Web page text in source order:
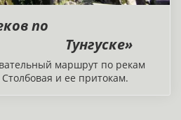
по
Тунгуске»
маршрут по рекам
и ее притокам.